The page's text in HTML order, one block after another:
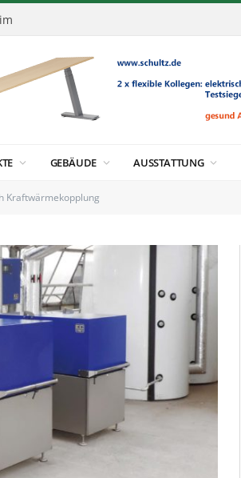
GEBÄUDE AUSSTATTUNG
Kraftwärmekopplung